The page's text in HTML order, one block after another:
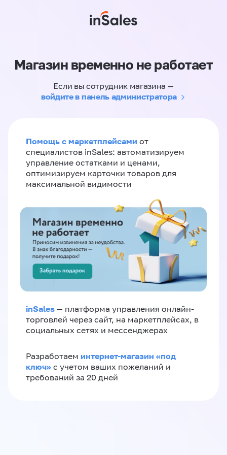
Магазин временно не работает
Если вы сотрудник магазина —
войдите в панель администратора
Помощь с маркетплейсами от
специалистов inSales: автоматизируем
управление остатками и ценами,
оптимизируем карточки товаров для
максимальной видимости
inSales — платформа управления онлайн-
торговлей через сайт, на маркетплейсах, в
социальных сетях и мессенджерах
Разработаем интернет-магазин «‎под
ключ»‎ с учетом ваших пожеланий и
требований за 20 дней